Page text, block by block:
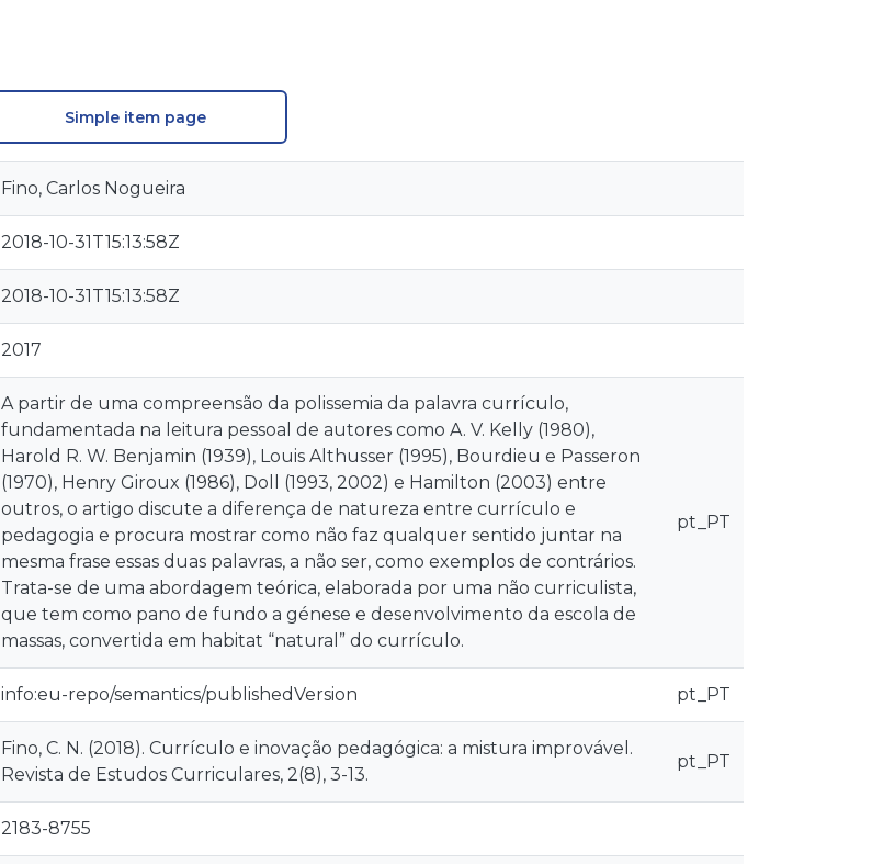
Simple item page
Fino, Carlos Nogueira
2018-10-31T15:13:58Z
2018-10-31T15:13:58Z
2017
A partir de uma compreensão da polissemia da palavra currículo,
fundamentada na leitura pessoal de autores como A. V. Kelly (1980),
Harold R. W. Benjamin (1939), Louis Althusser (1995), Bourdieu e Passeron
(1970), Henry Giroux (1986), Doll (1993, 2002) e Hamilton (2003) entre
outros, o artigo discute a diferença de natureza entre currículo e
pedagogia e procura mostrar como não faz qualquer sentido juntar na
mesma frase essas duas palavras, a não ser, como exemplos de contrários.
Trata-se de uma abordagem teórica, elaborada por uma não curriculista,
que tem como pano de fundo a génese e desenvolvimento da escola de
massas, convertida em habitat “natural” do currículo.
pt_PT
info:eu-repo/semantics/publishedVersion pt_PT
Fino, C. N. (2018). Currículo e inovação pedagógica: a mistura improvável.
Revista de Estudos Curriculares, 2(8), 3-13.
pt_PT
2183-8755